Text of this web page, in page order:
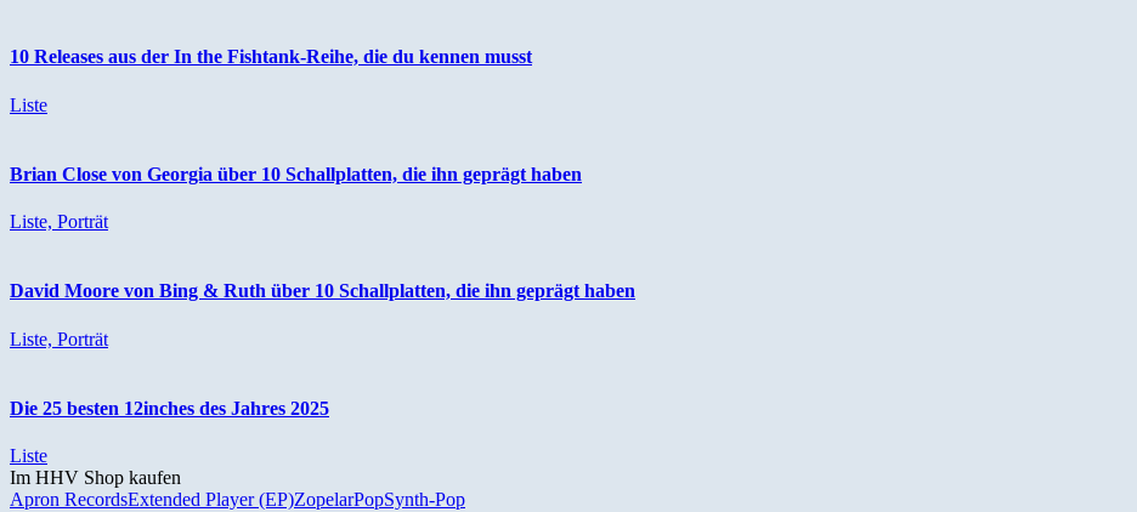
10 Releases aus der In the Fishtank-Reihe, die du kennen musst
Liste
Brian Close von Georgia über 10 Schallplatten, die ihn geprägt haben
Liste, Porträt
David Moore von Bing & Ruth über 10 Schallplatten, die ihn geprägt haben
Liste, Porträt
Die 25 besten 12inches des Jahres 2025
Liste
Im HHV Shop kaufen
Apron RecordsExtended Player (EP)ZopelarPopSynth-Pop